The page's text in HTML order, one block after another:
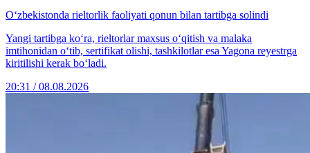
O‘zbekistonda rieltorlik faoliyati qonun bilan tartibga solindi
Yangi tartibga ko‘ra, rieltorlar maxsus o‘qitish va malaka
imtihonidan o‘tib, sertifikat olishi, tashkilotlar esa Yagona reyestrga
kiritilishi kerak bo‘ladi.
20:31 / 08.08.2026